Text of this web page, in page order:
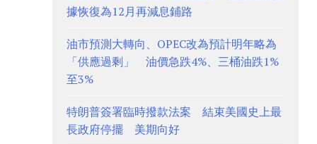
據恢復為12月再減息鋪路
油市預測大轉向、OPEC改為預計明年略為
「供應過剩」 油價急跌4%、三桶油跌1%
至3%
特朗普簽署臨時撥款法案 結束美國史上最
長政府停擺 美期向好